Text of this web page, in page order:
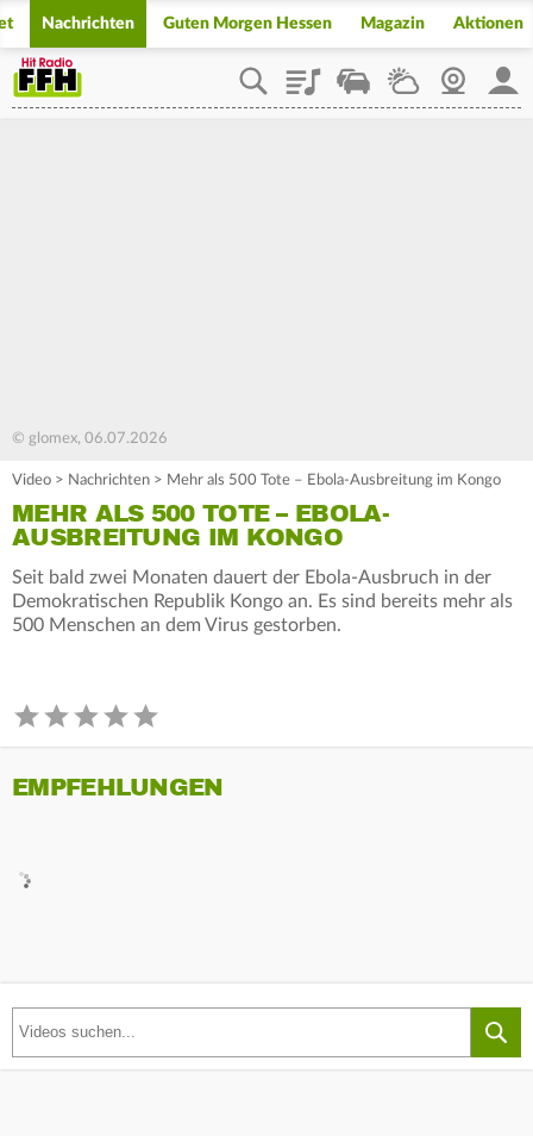
Nachrichten Guten Morgen Hessen Magazin Aktionen
PlaylistStaupilotWetterWebcam
© glomex, 06.07.2026
Video > Nachrichten > Mehr als 500 Tote – Ebola-Ausbreitung im Kongo
MEHR ALS 500 TOTE – EBOLA-
AUSBREITUNG IM KONGO
Seit bald zwei Monaten dauert der Ebola-Ausbruch in der
Demokratischen Republik Kongo an. Es sind bereits mehr als
500 Menschen an dem Virus gestorben.
EMPFEHLUNGEN